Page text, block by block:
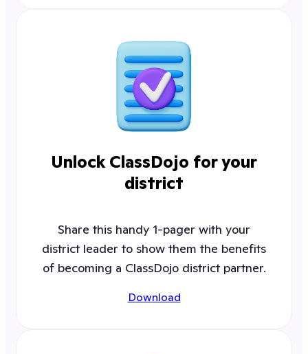
Unlock ClassDojo for your
district
Share this handy 1-pager with your
district leader to show them the benefits
of becoming a ClassDojo district partner.
Download